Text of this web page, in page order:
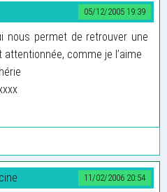
05/12/2005 19:39
nous permet de retrouver une
comme je l’aime
11/02/2006 20:54